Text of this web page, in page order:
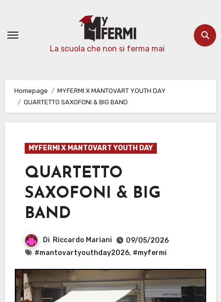
contenuto
La scuola che non si ferma mai
Homepage
MYFERMI X MANTOVART YOUTH DAY
QUARTETTO SAXOFONI & BIG BAND
MYFERMI X MANTOVART YOUTH DAY
QUARTETTO
SAXOFONI & BIG
BAND
Di Riccardo Mariani
09/05/2026
#mantovartyouthday2026, #myfermi